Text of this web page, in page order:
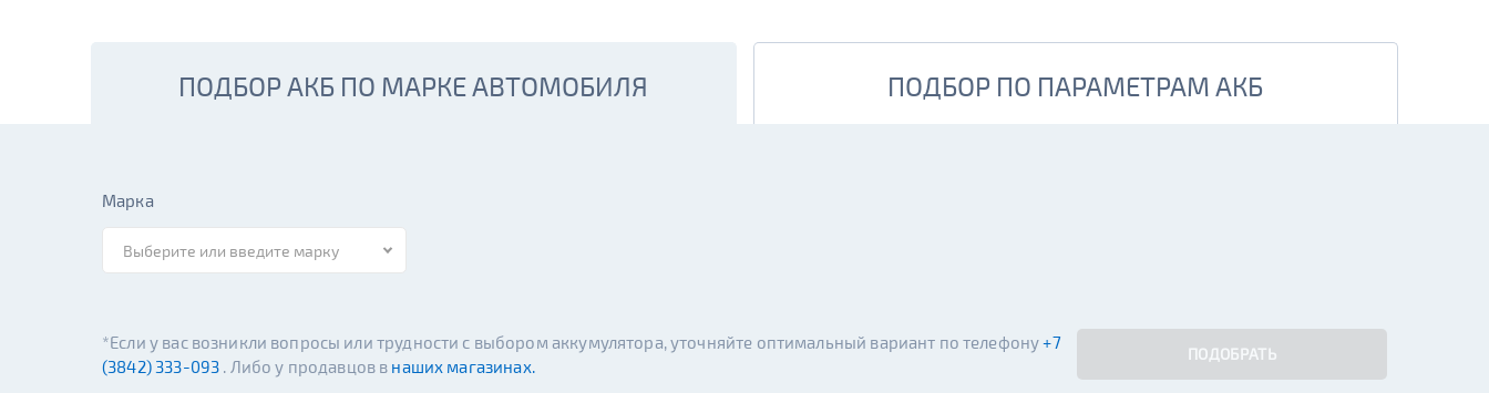
ПОДБОР АКБ ПО МАРКЕ АВТОМОБИЛЯ ПОДБОР ПО ПАРАМЕТРАМ АКБ
Марка
ПОДОБРАТЬ
*Если у вас возникли вопросы или трудности с выбором аккумулятора, уточняйте оптимальный вариант по телефону+7
(3842) 333-093 . Либо у продавцов в наших магазинах.